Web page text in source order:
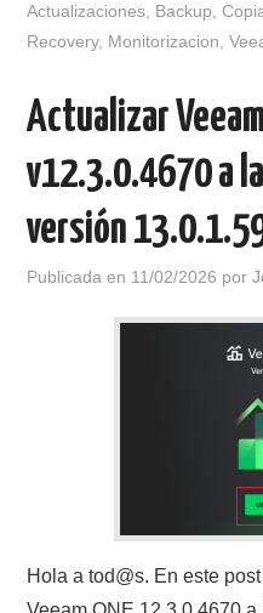
Actualizaciones Backup ,
Recovery, Monitorizacion ,
Actualizar
v12.3.0.4670 a
versión
Publicada en 11/02/2026 por
Hola a tod@s. En este